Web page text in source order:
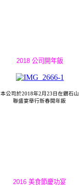
2018 公司開年飯
本公司於2018年2月23日在鑽石山
聯盛宴舉行新春開年飯
2016 美食節慶功宴